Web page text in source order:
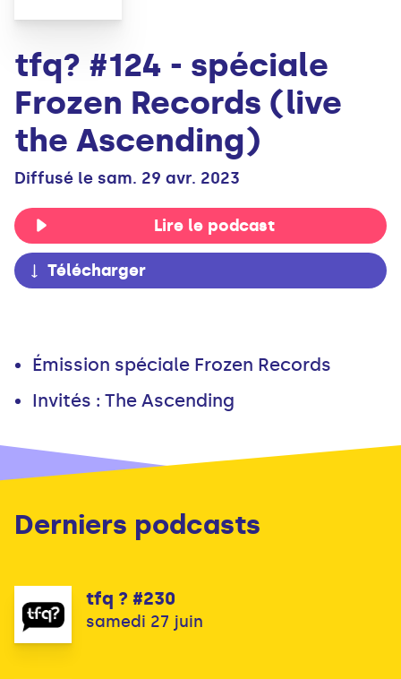
tfq? #124 - spéciale
Frozen Records (live
the Ascending)
Diffusé le sam. 29 avr. 2023
Lire le podcast
Télécharger
Émission spéciale Frozen Records
Invités : The Ascending
Derniers podcasts
tfq ? #230
samedi 27 juin